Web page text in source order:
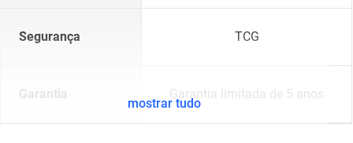
Segurança TCG
Garantia Garantia limitada de 5 anos
mostrar tudo